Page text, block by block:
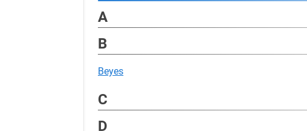
A
B
Beyes
C
D